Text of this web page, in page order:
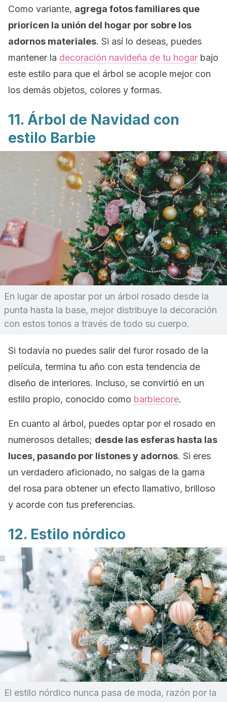
Como variante, agrega fotos familiares que
prioricen la unión del hogar por sobre los
adornos materiales. Si así lo deseas, puedes
mantener la decoración navideña de tu hogar bajo
este estilo para que el árbol se acople mejor con
los demás objetos, colores y formas.
11. Árbol de Navidad con
estilo Barbie
En lugar de apostar por un árbol rosado desde la
punta hasta la base, mejor distribuye la decoración
con estos tonos a través de todo su cuerpo.
Si todavía no puedes salir del furor rosado de la
película, termina tu año con esta tendencia de
diseño de interiores. Incluso, se convirtió en un
estilo propio, conocido como barbiecore.
En cuanto al árbol, puedes optar por el rosado en
numerosos detalles; desde las esferas hasta las
luces, pasando por listones y adornos. Si eres
un verdadero aficionado, no salgas de la gama
del rosa para obtener un efecto llamativo, brilloso
y acorde con tus preferencias.
12. Estilo nórdico
El estilo nórdico nunca pasa de moda, razón por la